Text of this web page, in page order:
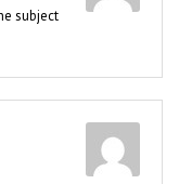
subject